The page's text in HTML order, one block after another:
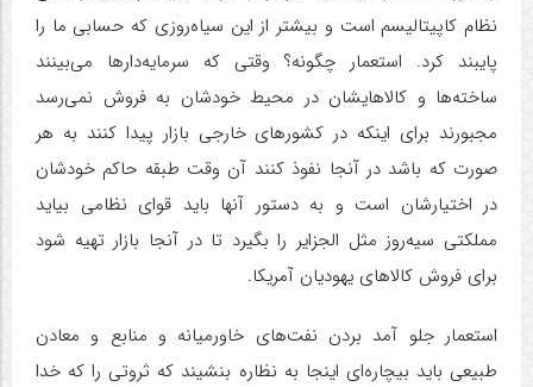
نظام کاپیتالیسم است و بیشتر از این سیاه‌روزی که حسابی ما را
پایبند کرد. استعمار چگونه؟ وقتی که سرمایه‌دارها می‌بینند
ساخته‌ها و کالاهایشان در محیط خودشان به فروش نمی‌رسد
مجبورند برای اینکه در کشورهای خارجی بازار پیدا کنند به هر
صورت که باشد در آنجا نفوذ کنند آن وقت طبقه حاکم خودشان
در اختیارشان است و به دستور آنها باید قوای نظامی بیاید
مملکتی سیه‌روز مثل الجزایر را بگیرد تا در آنجا بازار تهیه شود
برای فروش کالاهای یهودیان آمریکا.
استعمار جلو آمد بردن نفت‌های خاورمیانه و منابع و معادن
طبیعی باید بیچاره‌ای اینجا به نظاره بنشیند که ثروتی را که خدا